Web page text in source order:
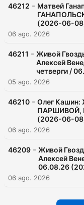
46212 - Матвей
(2026-06-
06 ago. 2026
46211 - Живой
Алексей
четверги /
05 ago. 2026
46210 - Олег
ПАРШИВОЙ,
(2026-06-
06 ago. 2026
46209 - Живой
Алексей
06.08.26
06 ago. 2026